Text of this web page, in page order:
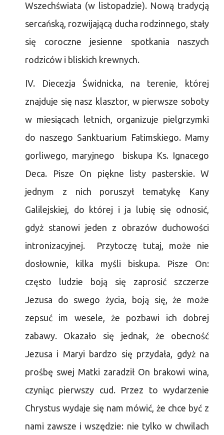
Wszechświata (w listopadzie). Nową tradycją
sercańską, rozwijającą ducha rodzinnego, stały
się coroczne jesienne spotkania naszych
rodziców i bliskich krewnych.
IV. Diecezja Świdnicka, na terenie, której
znajduje się nasz klasztor, w pierwsze soboty
w miesiącach letnich, organizuje pielgrzymki
do naszego Sanktuarium Fatimskiego. Mamy
gorliwego, maryjnego biskupa Ks. Ignacego
Deca. Pisze On piękne listy pasterskie. W
jednym z nich poruszył tematykę Kany
Galilejskiej, do której i ja lubię się odnosić,
gdyż stanowi jeden z obrazów duchowości
intronizacyjnej. Przytoczę tutaj, może nie
dosłownie, kilka myśli biskupa. Pisze On:
często ludzie boją się zaprosić szczerze
Jezusa do swego życia, boją się, że może
zepsuć im wesele, że pozbawi ich dobrej
zabawy. Okazało się jednak, że obecność
Jezusa i Maryi bardzo się przydała, gdyż na
prośbę swej Matki zaradził On brakowi wina,
czyniąc pierwszy cud. Przez to wydarzenie
Chrystus wydaje się nam mówić, że chce być z
nami zawsze i wszędzie: nie tylko w chwilach